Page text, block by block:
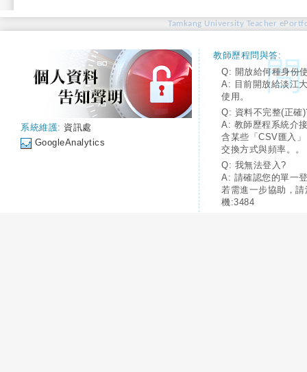
Tamkang University Teacher
系統維護: 資訊處
GoogleAnalytics
教師歷程問與答:
Q: 開放給何種身份
A: 目前開放給淡江
使用。
Q: 資料不完整(正確
A: 教師歷程系統介
含某些「CSV匯入
交換方式與頻率。。
Q: 我無法登入?
A: 請確認您的單一
若需進一步協助，
機:3484